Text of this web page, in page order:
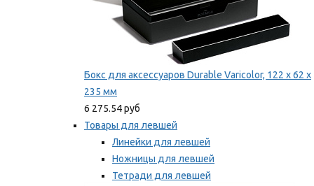
Бокс для аксессуаров Durable Varicolor, 122 x 62 x
235 мм
6 275.54 руб
Товары для левшей
Линейки для левшей
Ножницы для левшей
Тетради для левшей